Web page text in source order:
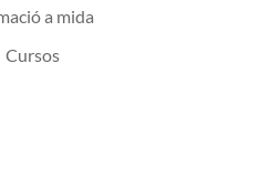
a mida
Cursos